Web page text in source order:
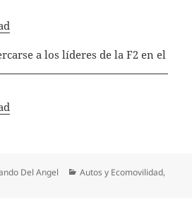
a los líderes de la F2 en el
Del Angel Categorías
Autos y Ecomovilidad,